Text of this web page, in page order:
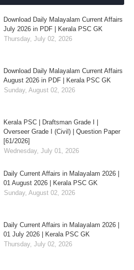
Download Daily Malayalam Current Affairs
July 2026 in PDF | Kerala PSC GK
Thursday, July 02, 2026
Download Daily Malayalam Current Affairs
August 2026 in PDF | Kerala PSC GK
Sunday, August 02, 2026
Kerala PSC | Draftsman Grade I |
Overseer Grade I (Civil) | Question Paper
[61/2026]
Wednesday, July 01, 2026
Daily Current Affairs in Malayalam 2026 |
01 August 2026 | Kerala PSC GK
Sunday, August 02, 2026
Daily Current Affairs in Malayalam 2026 |
01 July 2026 | Kerala PSC GK
Thursday, July 02, 2026